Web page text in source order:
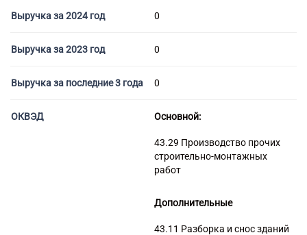
Выручка за 2024 год 0
Выручка за 2023 год 0
Выручка за последние 3 года 0
ОКВЭД Основной:
43.29 Производство прочих
строительно-монтажных
работ
Дополнительные
43.11 Разборка и снос зданий